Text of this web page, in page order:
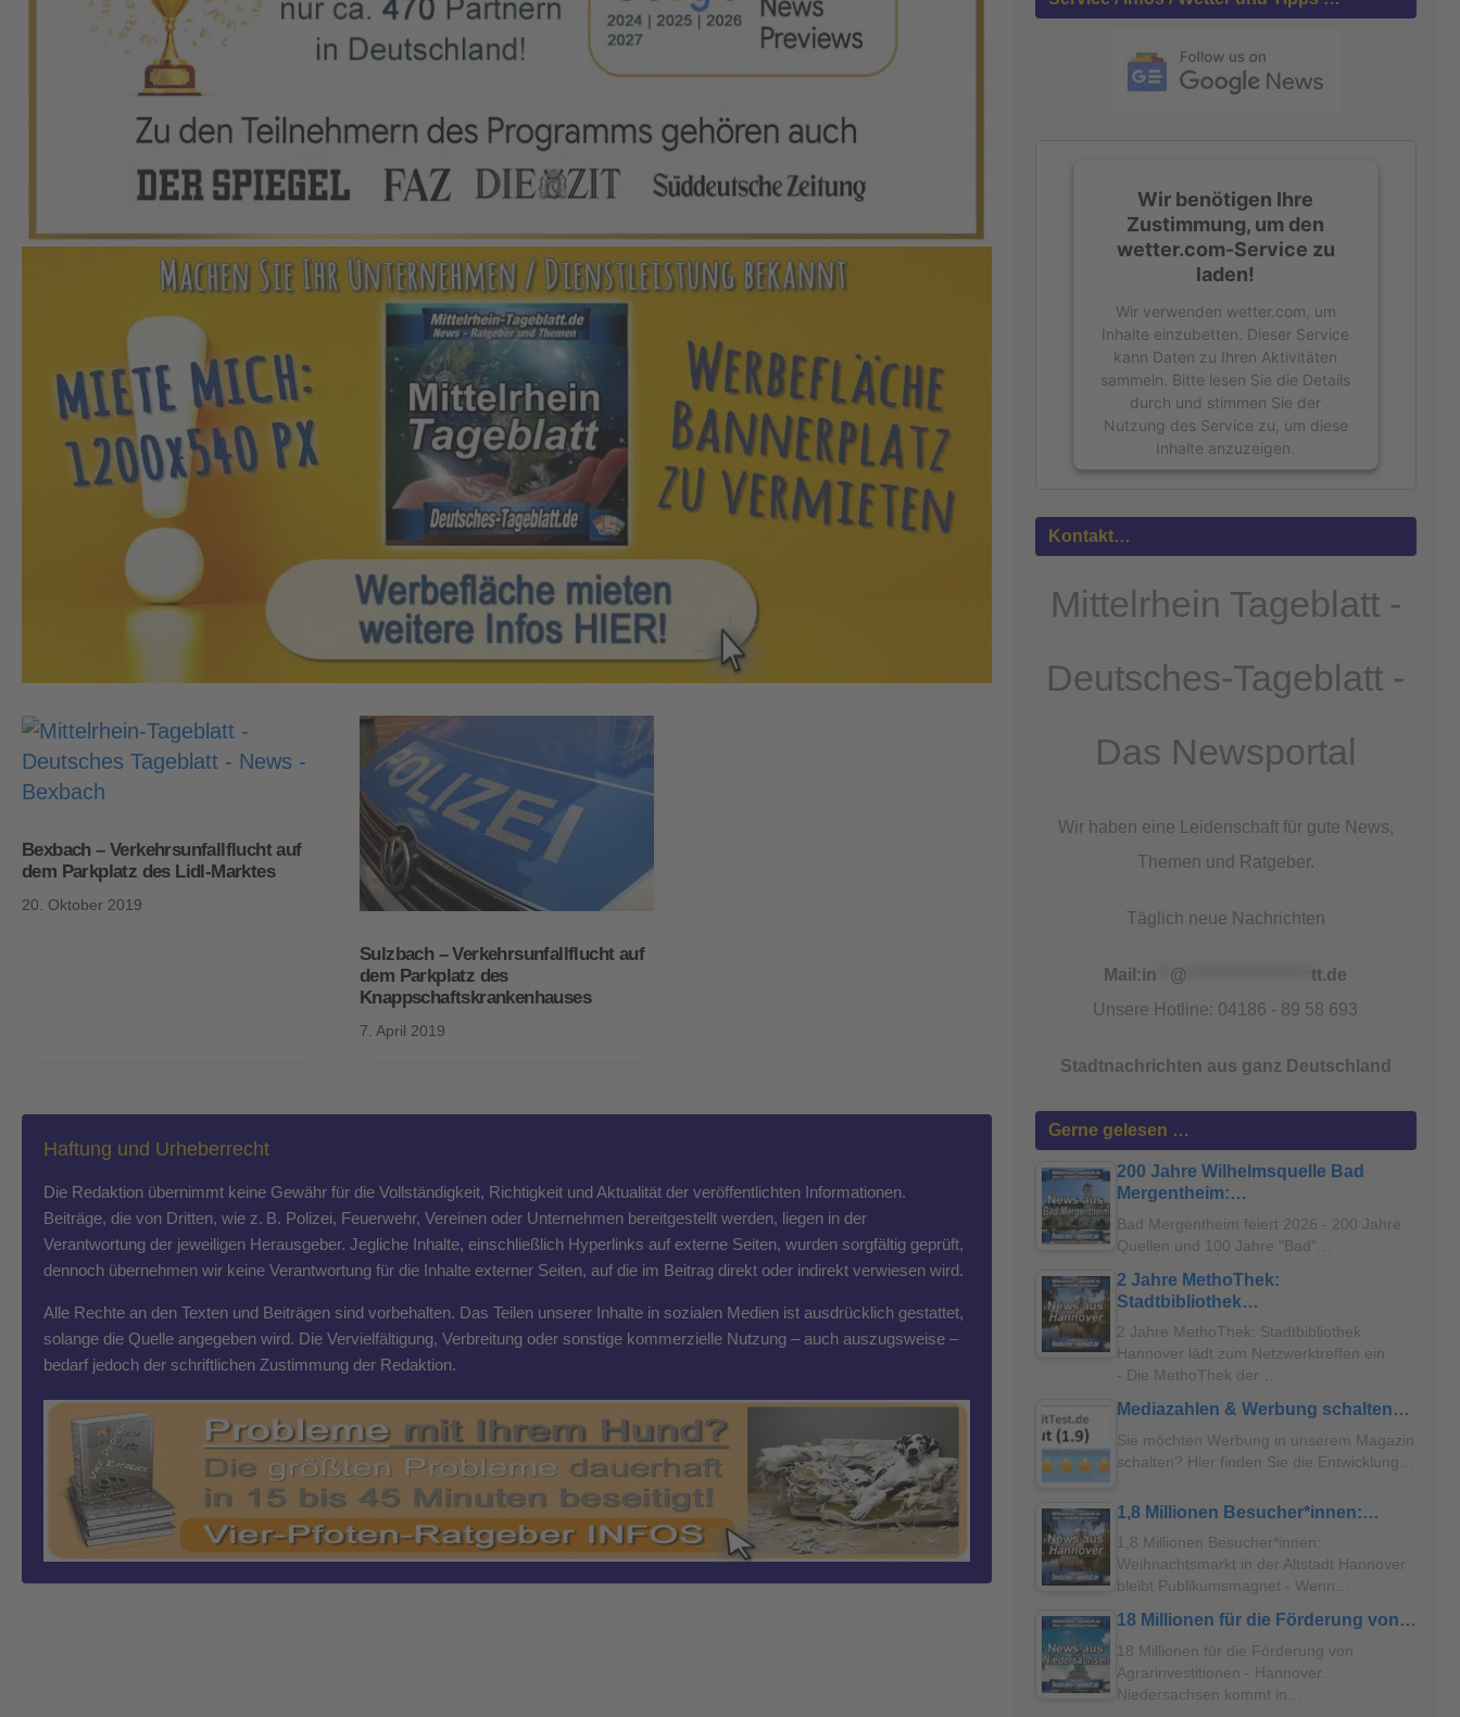
Bexbach – Verkehrsunfallflucht auf
dem Parkplatz des Lidl-Marktes
20. Oktober 2019
Sulzbach – Verkehrsunfallflucht auf
dem Parkplatz des
Knappschaftskrankenhauses
7. April 2019
Haftung und Urheberrecht
Die Redaktion übernimmt keine Gewähr für die Vollständigkeit, Richtigkeit und Aktualität der veröffentlichten Informationen.
Beiträge, die von Dritten, wie z. B. Polizei, Feuerwehr, Vereinen oder Unternehmen bereitgestellt werden, liegen in der
Verantwortung der jeweiligen Herausgeber. Jegliche Inhalte, einschließlich Hyperlinks auf externe Seiten, wurden sorgfältig geprüft,
dennoch übernehmen wir keine Verantwortung für die Inhalte externer Seiten, auf die im Beitrag direkt oder indirekt verwiesen wird.
Alle Rechte an den Texten und Beiträgen sind vorbehalten. Das Teilen unserer Inhalte in sozialen Medien ist ausdrücklich gestattet,
solange die Quelle angegeben wird. Die Vervielfältigung, Verbreitung oder sonstige kommerzielle Nutzung – auch auszugsweise –
bedarf jedoch der schriftlichen Zustimmung der Redaktion.
Wir benötigen Ihre
Zustimmung, um den
wetter.com-Service zu
laden!
Wir verwenden wetter.com, um
Inhalte einzubetten. Dieser Service
kann Daten zu Ihren Aktivitäten
sammeln. Bitte lesen Sie die Details
durch und stimmen Sie der
Nutzung des Service zu, um diese
Inhalte anzuzeigen.
Informationen
Akzeptieren
powered byUsercentrics Consent
Management Platform&eRecht24
Kontakt…
Mittelrhein Tageblatt -
Deutsches-Tageblatt -
Das Newsportal
Wir haben eine Leidenschaft für gute News,
Themen und Ratgeber.
Täglich neue Nachrichten
Mail:in @ *******************tt.de
Unsere Hotline: 04186 - 89 58 693
Stadtnachrichten aus ganz Deutschland
Gerne gelesen …
200 Jahre Wilhelmsquelle Bad
Mergentheim:…
Bad Mergentheim feiert 2026 - 200 Jahre
Quellen und 100 Jahre "Bad"…
2 Jahre MethoThek:
Stadtbibliothek…
2 Jahre MethoThek: Stadtbibliothek
Hannover lädt zum Netzwerktreffen ein
- Die MethoThek der…
Mediazahlen & Werbung schalten…
Sie möchten Werbung in unserem Magazin
schalten? Hier finden Sie die Entwicklung…
1,8 Millionen Besucher*innen:…
1,8 Millionen Besucher*innen:
Weihnachtsmarkt in der Altstadt Hannover
bleibt Publikumsmagnet - Wenn…
18 Millionen für die Förderung von…
18 Millionen für die Förderung von
Agrarinvestitionen - Hannover.
Niedersachsen kommt in…